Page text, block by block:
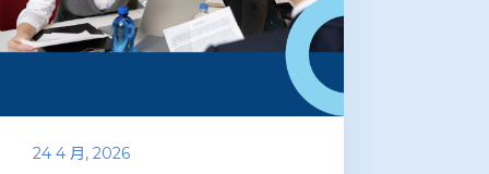
24 4 月, 2026